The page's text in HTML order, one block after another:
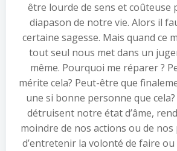
être lourde de sens et coûteuse
diapason de notre vie. Alors il
certaine sagesse. Mais quand ce
tout seul nous met dans un
même. Pourquoi me réparer ?
mérite cela? Peut-être que
une si bonne personne que
détruisent notre état d’âme,
moindre de nos actions ou de nos
d’entretenir la volonté de faire